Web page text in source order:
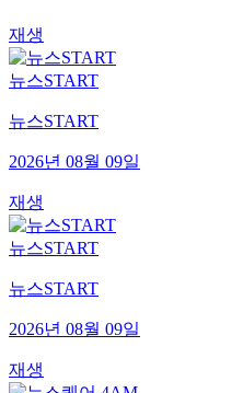
재생
뉴스START
뉴스START
2026년 08월 09일
재생
뉴스START
뉴스START
2026년 08월 09일
재생